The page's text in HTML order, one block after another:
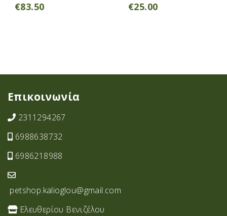
€83.50 €25.00
Επικοινωνία
2311294267
6988638732
6986218988
petshop.kalioglou@gmail.com
Ελευθερίου Βενιζέλου